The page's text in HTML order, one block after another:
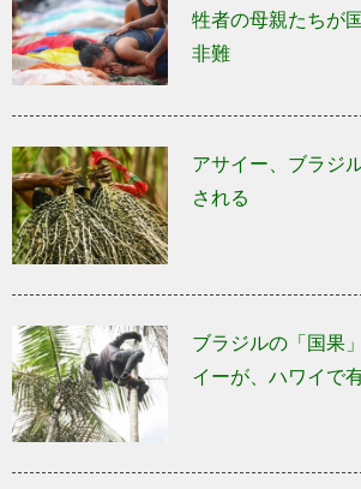
牲者の母親たちが
非難
アサイー、ブラジ
される
ブラジルの「国果
イーが、ハワイで